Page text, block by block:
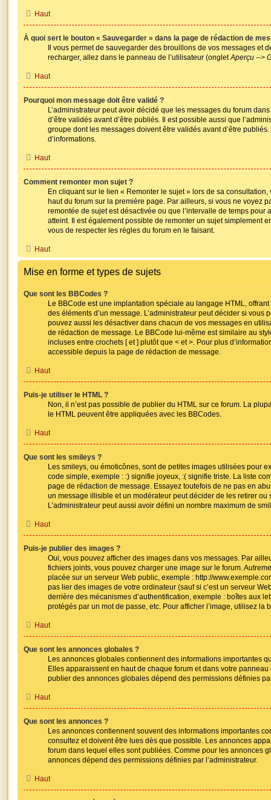
Haut
À quoi sert le bouton « Sauvegarder » dans la page de rédaction de
Il vous permet de sauvegarder des brouillons de vos messages et
recharger, allez dans le panneau de l’utilisateur (ongletAperçu -->
Haut
Pourquoi mon message doit être validé ?
L’administrateur peut avoir décidé que les messages du forum
d’être validés avant d’être publiés. Il est possible aussi que
groupe dont les messages doivent être validés avant d’être
d’informations.
Haut
Comment remonter mon sujet ?
En cliquant sur le lien « Remonter le sujet » lors de sa
haut du forum sur la première page. Par ailleurs, si vous ne voyez
remontée de sujet est désactivée ou que l’intervalle de temps pour
atteint. Il est également possible de remonter un sujet simplement
vous de respecter les règles du forum en le faisant.
Haut
Mise en forme et types de sujets
Que sont les BBCodes ?
Le BBCode est une implantation spéciale au langage HTML,
des éléments d’un message. L’administrateur peut décider si vous
pouvez aussi les désactiver dans chacun de vos messages en
de rédaction de message. Le BBCode lui-même est similaire au
incluses entre crochets [ et ] plutôt que < et >. Pour plus
accessible depuis la page de rédaction de message.
Haut
Puis-je utiliser le HTML ?
Non, il n’est pas possible de publier du HTML sur ce forum. La
le HTML peuvent être appliquées avec les BBCodes.
Haut
Que sont les smileys ?
Les smileys, ou émoticônes, sont de petites images utilisées pour
code simple, exemple : :) signifie joyeux, :( signifie triste. La liste
page de rédaction de message. Essayez toutefois de ne pas en
un message illisible et un modérateur peut décider de les retirer ou
L’administrateur peut aussi avoir défini un nombre maximum de
Haut
Puis-je publier des images ?
Oui, vous pouvez afficher des images dans vos messages. Par
fichiers joints, vous pouvez charger une image sur le forum.
placée sur un serveur Web public, exemple : http://
pas lier des images de votre ordinateur (sauf si c’est un serveur
derrière des mécanismes d’authentification, exemple : boîtes aux
protégés par un mot de passe, etc. Pour afficher l’image, utilisez la
Haut
Que sont les annonces globales ?
Les annonces globales contiennent des informations importantes
Elles apparaissent en haut de chaque forum et dans votre panneau
publier des annonces globales dépend des permissions définies
Haut
Que sont les annonces ?
Les annonces contiennent souvent des informations importantes
consultez et doivent être lues dès que possible. Les annonces
forum dans lequel elles sont publiées. Comme pour les annonces
annonces dépend des permissions définies par l’administrateur.
Haut